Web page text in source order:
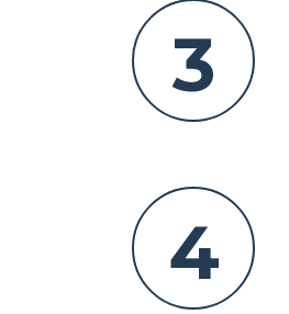
3
4